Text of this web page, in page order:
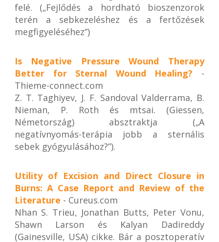
felé. („Fejlődés a hordható bioszenzorok
terén a sebkezeléshez és a fertőzések
megfigyeléséhez”)
Is Negative Pressure Wound Therapy
Better for Sternal Wound Healing? -
Thieme-connect.com
Z. T. Taghiyev, J. F. Sandoval Valderrama, B.
Nieman, P. Roth és mtsai. (Giessen,
Németország) absztraktja („A
negatívnyomás-terápia jobb a sternális
sebek gyógyulásához?”).
Utility of Excision and Direct Closure in
Burns: A Case Report and Review of the
Literature - Cureus.com
Nhan S. Trieu, Jonathan Butts, Peter Vonu,
Shawn Larson és Kalyan Dadireddy
(Gainesville, USA) cikke. Bár a posztoperatív